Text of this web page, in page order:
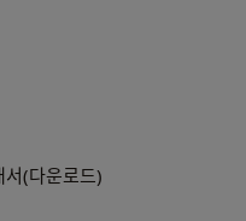
(다운로드)